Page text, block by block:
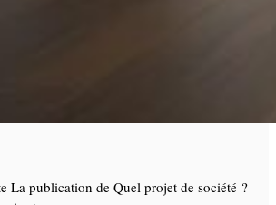
La publication de Quel projet de société ?